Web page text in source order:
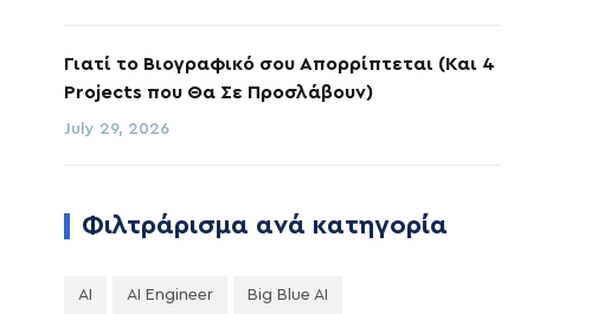
Γιατί το Βιογραφικό σου Απορρίπτεται (Και 4
Projects που Θα Σε Προσλάβουν)
July 29, 2026
Φιλτράρισμα ανά κατηγορία
AI AI Engineer Big Blue AI